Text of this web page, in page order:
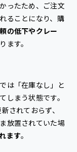
ったため、ご注文
ることになり、購
の低下やクレー
ます。
は「在庫なし」と
しまう状態です。
されておらず、
放置されていた場
ます。